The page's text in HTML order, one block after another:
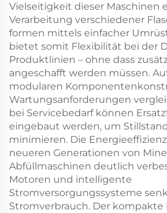
Vielseitigkeit dieser Maschinen
Verarbeitung verschiedener
formen mittels einfacher
bietet somit Flexibilität bei der
Produktlinien – ohne dass
angeschafft werden müssen.
modularen
Wartungsanforderungen
bei Servicebedarf können
eingebaut werden, um
minimieren. Die
neueren Generationen von
Abfüllmaschinen deutlich
Motoren und intelligente
Stromversorgungssysteme
Stromverbrauch. Der kompakte